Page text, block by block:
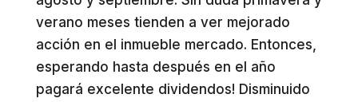
verano meses tienden a ver mejorado
acción en el inmueble mercado. Entonces,
esperando hasta después en el año
pagará excelente dividendos! Disminuido